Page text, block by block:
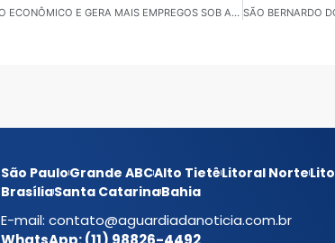
DIADEMA: MUNICÍPIO REGISTRA CRESCIMENTO ECONÔMICO E GERA MAIS EMPREGOS SOB A GESTÃO DO PREFEITO FILIPP
São PauloGrande ABCAlto TietêLitoral Norte
BrasíliaSanta CatarinaBahia
E-mail: contato@aguardiadanoticia.com.br